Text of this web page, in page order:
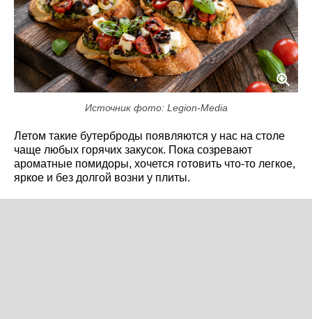
Источник фото: Legion-Media
Летом такие бутерброды появляются у нас на столе
чаще любых горячих закусок. Пока созревают
ароматные помидоры, хочется готовить что-то легкое,
яркое и без долгой возни у плиты.